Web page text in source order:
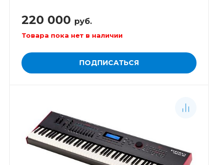
220 000 руб.
Товара пока нет в наличии
ПОДПИСАТЬСЯ